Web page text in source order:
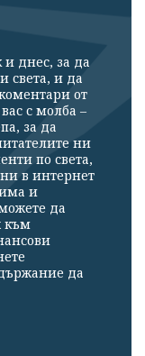
и днес, за да
света, и да
от
с молба –
за да
ни
по света,
в интернет
и
да
към
да